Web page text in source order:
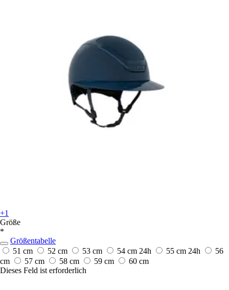
+1
Größe
*
Größentabelle
51 cm
52 cm 53 cm 54 cm 24h 55 cm 24h
56
cm
57 cm 58 cm 59 cm
60 cm
Dieses Feld ist erforderlich